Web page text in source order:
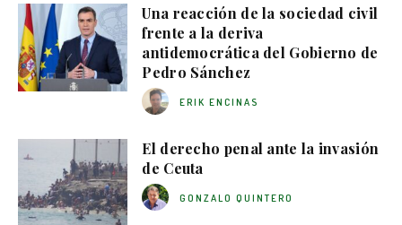
Una reacción de la sociedad civil
frente a la deriva
antidemocrática del Gobierno de
Pedro Sánchez
ERIK ENCINAS
El derecho penal ante la invasión
de Ceuta
GONZALO QUINTERO